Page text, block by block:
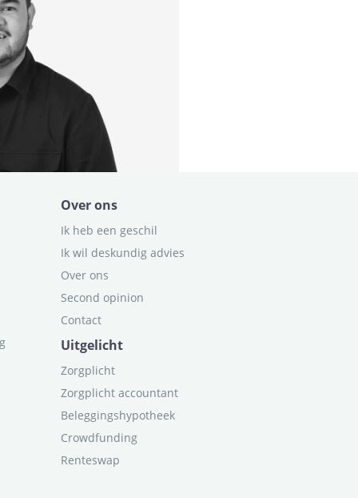
Over ons
Ik heb een geschil
Ik wil deskundig advies
Over ons
Second opinion
Contact
Uitgelicht
Zorgplicht
Zorgplicht accountant
Beleggingshypotheek
Crowdfunding
Renteswap